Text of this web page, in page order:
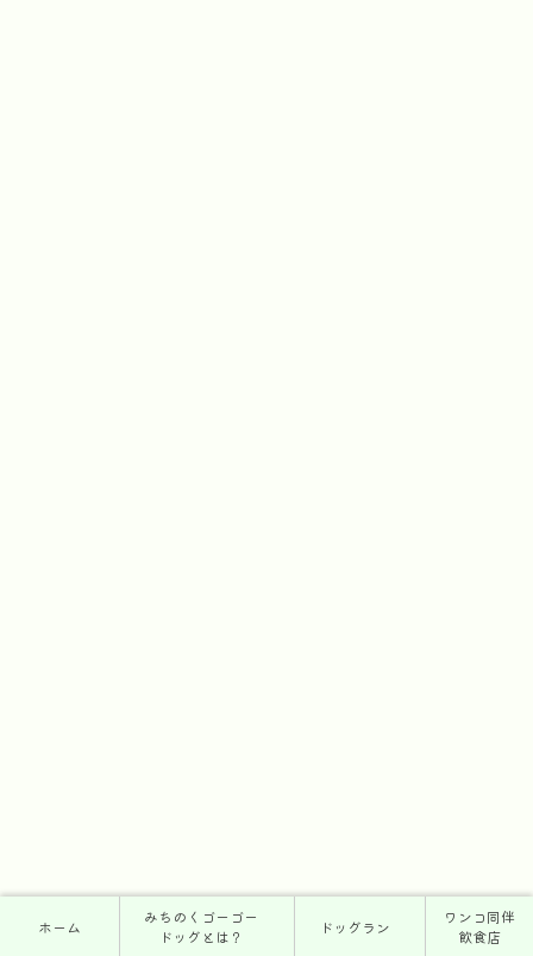
ホーム
みちのくゴーゴー
ドッグとは？
ドッグラン
ワンコ同伴
飲食店